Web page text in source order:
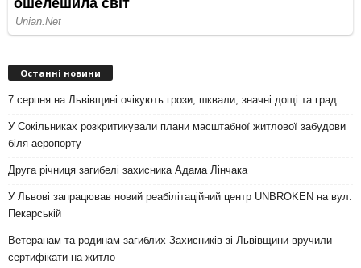
Останні новини
7 серпня на Львівщині очікують грози, шквали, значні дощі та град
У Сокільниках розкритикували плани масштабної житлової забудови
біля аеропорту
Друга річниця загибелі захисника Адама Лінчака
У Львові запрацював новий реабілітаційний центр UNBROKEN на вул.
Пекарській
Ветеранам та родинам загиблих Захисників зі Львівщини вручили
сертифікати на житло